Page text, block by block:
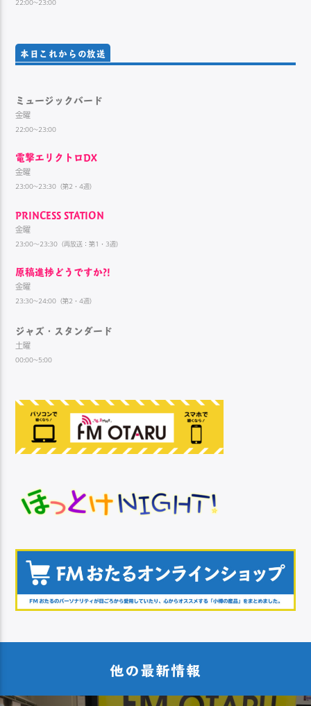
本日これからの放送
ミュージックバード
金曜
22:00~23:00
電撃エリクトロDX
金曜
23:00~23:30（第2・4週）
PRINCESS STATION
金曜
23:00～23:30（再放送：第1・3週）
原稿進捗どうですか?!
金曜
23:30~24:00（第2・4週）
ジャズ・スタンダード
土曜
00:00~5:00
他の最新情報